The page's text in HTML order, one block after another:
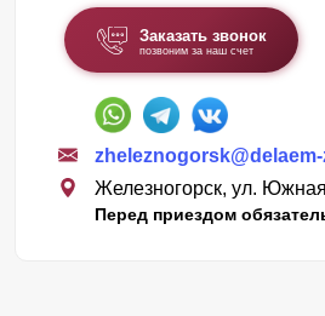
Заказать звонок
позвоним за наш счет
Железногорск, ул.
Перед приездом